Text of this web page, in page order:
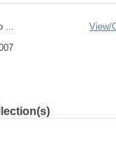
...
View/